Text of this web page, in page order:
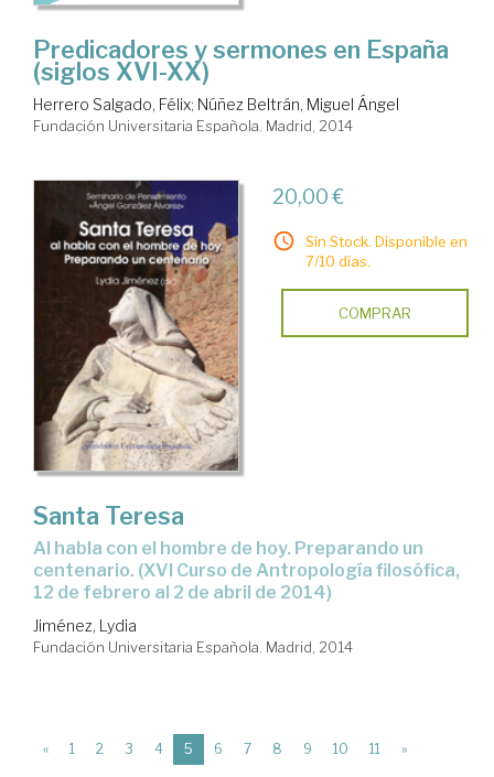
Predicadores y sermones en España
(siglos XVI-XX)
Herrero Salgado, Félix; Núñez Beltrán, Miguel Ángel
Fundación Universitaria Española. Madrid, 2014
20,00 €
Sin Stock. Disponible en
7/10 días.
COMPRAR
Santa Teresa
al habla con el hombre de hoy. Preparando un
centenario. (XVI Curso de Antropología filosófica,
12 de febrero al 2 de abril de 2014)
Jiménez, Lydia
Fundación Universitaria Española. Madrid, 2014
« 1 2 3 4 5 (current)
6 7 8 9 10 11 »